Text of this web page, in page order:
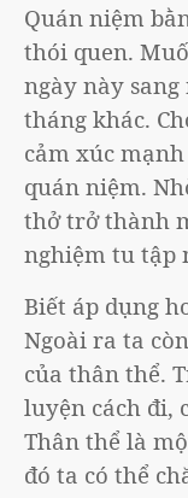
Quán niệm
thói quen.
ngày này
tháng khác.
cảm xúc
quán niệm.
thở trở thành
nghiệm tu tập
Biết áp dụng
Ngoài ra ta
của thân thể.
luyện cách đi,
Thân thể là
đó ta có thể